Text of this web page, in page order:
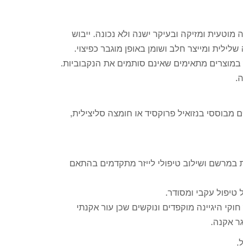
ומזיקה ובעיקר ישנה ולא נכונה. ייבוש
ומייצר חלב ושומן באופן מוגבר כפיצוי.
מתאימים שאינם סותמים את הנקבוביות.
בנזואיל פרוקסיד או חומצה סליצילית,
במרשם ושילוב טיפולי לייזר מתקדמים בהתאם
היגיינה מוקפדים ונוקשים שכן עור אקנתי
אקנה.